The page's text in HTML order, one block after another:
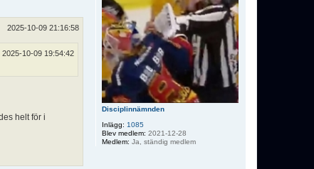
Disciplinnämnden
Inlägg: 1085
Blev medlem: 2021-12-28
Medlem: Ja, ständig medlem
2025-10-09 21:16:58
2025-10-09 19:54:42
helt för i